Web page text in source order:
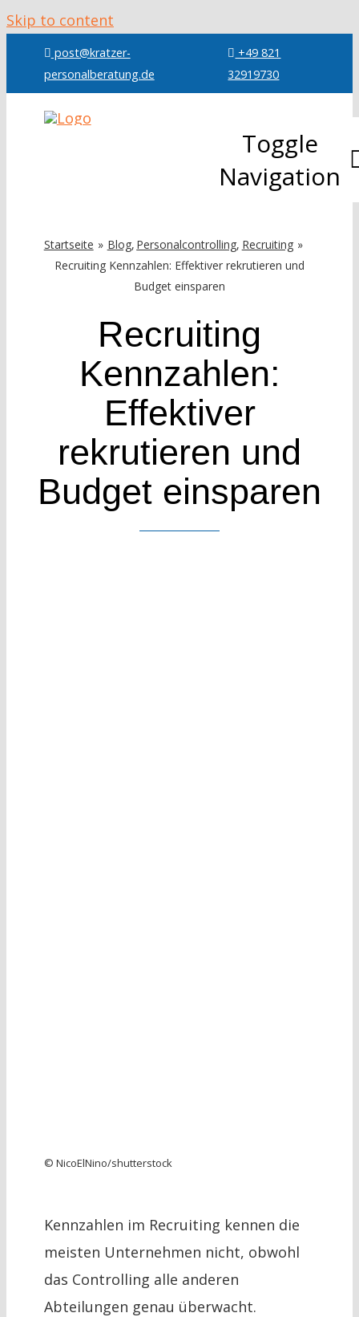
Skip to content
post@kratzer-
personalberatung.de
+49 821
32919730
Toggle
Navigation
Wissen
Kontakt
Startseite Blog Personalcontrolling Recruiting
Recruiting Kennzahlen: Effektiver rekrutieren und
Budget einsparen
Recruiting
Kennzahlen:
Effektiver
rekrutieren und
Budget einsparen
© NicoElNino/shutterstock
Kennzahlen im Recruiting kennen die
meisten Unternehmen nicht, obwohl
das Controlling alle anderen
Abteilungen genau überwacht.